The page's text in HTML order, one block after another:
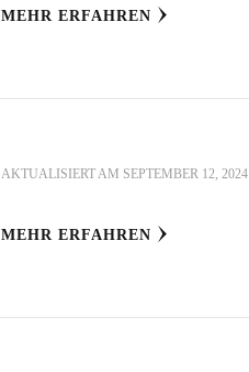
MEHR ERFAHREN
AKTUALISIERT AM SEPTEMBER 12, 2024
MEHR ERFAHREN